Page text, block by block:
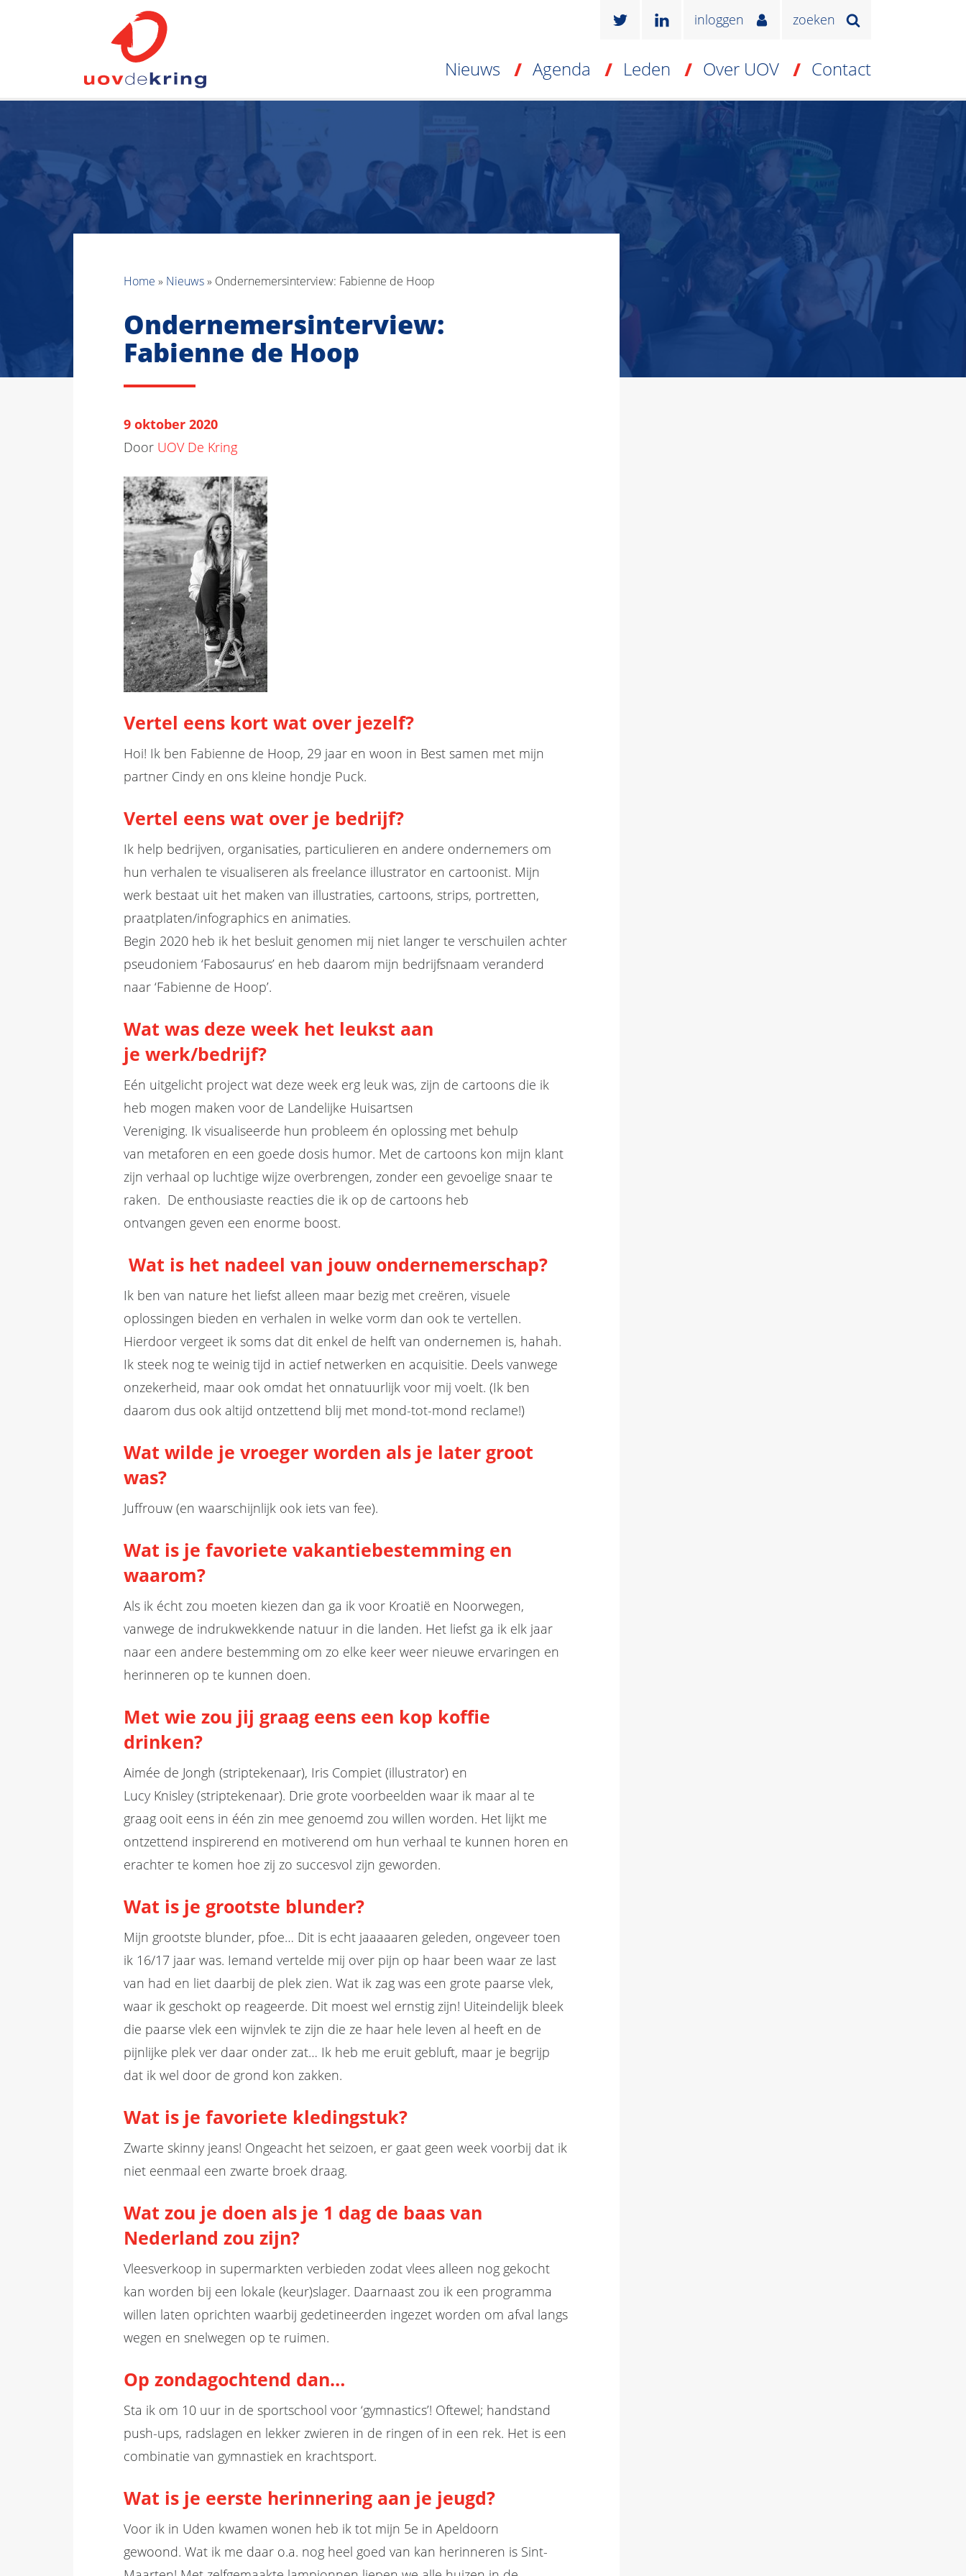
inloggen zoeken
Nieuws Agenda Leden Over UOV Contact
Home » Nieuws» Ondernemersinterview: Fabienne de Hoop
Ondernemersinterview:
Fabienne de Hoop
9 oktober 2020
Door UOV De Kring
Vertel eens kort wat over jezelf?
Hoi! Ik ben Fabienne de Hoop, 29 jaar en woon in Best samen met mijn
partner Cindy en ons kleine hondje Puck.
Vertel eens wat over je bedrijf?
Ik help bedrijven, organisaties, particulieren en andere ondernemers om
hun verhalen te visualiseren als freelance illustrator en cartoonist. Mijn
werk bestaat uit het maken van illustraties, cartoons, strips, portretten,
praatplaten/infographics en animaties.
Begin 2020 heb ik het besluit genomen mij niet langer te verschuilen achter
pseudoniem ‘Fabosaurus’ en heb daarom mijn bedrijfsnaam veranderd
naar ‘Fabienne de Hoop’.
Wat was deze week het leukst aan
je werk/bedrijf?
Eén uitgelicht project wat deze week erg leuk was, zijn de cartoons die ik
heb mogen maken voor de Landelijke Huisartsen
Vereniging. Ik visualiseerde hun probleem én oplossing met behulp
van metaforen en een goede dosis humor. Met de cartoons kon mijn klant
zijn verhaal op luchtige wijze overbrengen, zonder een gevoelige snaar te
raken. De enthousiaste reacties die ik op de cartoons heb
ontvangen geven een enorme boost.
Wat is het nadeel van jouw ondernemerschap?
Ik ben van nature het liefst alleen maar bezig met creëren, visuele
oplossingen bieden en verhalen in welke vorm dan ook te vertellen.
Hierdoor vergeet ik soms dat dit enkel de helft van ondernemen is, hahah.
Ik steek nog te weinig tijd in actief netwerken en acquisitie. Deels vanwege
onzekerheid, maar ook omdat het onnatuurlijk voor mij voelt. (Ik ben
daarom dus ook altijd ontzettend blij met mond-tot-mond reclame!)
Wat wilde je vroeger worden als je later groot
was?
Juffrouw (en waarschijnlijk ook iets van fee).
Wat is je favoriete vakantiebestemming en
waarom?
Als ik écht zou moeten kiezen dan ga ik voor Kroatië en Noorwegen,
vanwege de indrukwekkende natuur in die landen. Het liefst ga ik elk jaar
naar een andere bestemming om zo elke keer weer nieuwe ervaringen en
herinneren op te kunnen doen.
Met wie zou jij graag eens een kop koffie
drinken?
Aimée de Jongh (striptekenaar), Iris Compiet (illustrator) en
Lucy Knisley (striptekenaar). Drie grote voorbeelden waar ik maar al te
graag ooit eens in één zin mee genoemd zou willen worden. Het lijkt me
ontzettend inspirerend en motiverend om hun verhaal te kunnen horen en
erachter te komen hoe zij zo succesvol zijn geworden.
Wat is je grootste blunder?
Mijn grootste blunder, pfoe… Dit is echt jaaaaaren geleden, ongeveer toen
ik 16/17 jaar was. Iemand vertelde mij over pijn op haar been waar ze last
van had en liet daarbij de plek zien. Wat ik zag was een grote paarse vlek,
waar ik geschokt op reageerde. Dit moest wel ernstig zijn! Uiteindelijk bleek
die paarse vlek een wijnvlek te zijn die ze haar hele leven al heeft en de
pijnlijke plek ver daar onder zat… Ik heb me eruit gebluft, maar je begrijp
dat ik wel door de grond kon zakken.
Wat is je favoriete kledingstuk?
Zwarte skinny jeans! Ongeacht het seizoen, er gaat geen week voorbij dat ik
niet eenmaal een zwarte broek draag.
Wat zou je doen als je 1 dag de baas van
Nederland zou zijn?
Vleesverkoop in supermarkten verbieden zodat vlees alleen nog gekocht
kan worden bij een lokale (keur)slager. Daarnaast zou ik een programma
willen laten oprichten waarbij gedetineerden ingezet worden om afval langs
wegen en snelwegen op te ruimen.
Op zondagochtend dan…
Sta ik om 10 uur in de sportschool voor ‘gymnastics’! Oftewel; handstand
push-ups, radslagen en lekker zwieren in de ringen of in een rek. Het is een
combinatie van gymnastiek en krachtsport.
Wat is je eerste herinnering aan je jeugd?
Voor ik in Uden kwamen wonen heb ik tot mijn 5e in Apeldoorn
gewoond. Wat ik me daar o.a. nog heel goed van kan herinneren is Sint-